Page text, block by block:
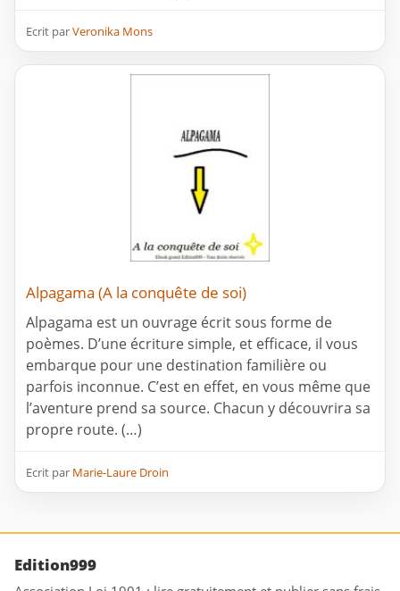
Ecrit parVeronika Mons
Alpagama (A la conquête de soi)
Alpagama est un ouvrage écrit sous forme de
poèmes. D’une écriture simple, et efficace, il vous
embarque pour une destination familière ou
parfois inconnue. C’est en effet, en vous même que
l’aventure prend sa source. Chacun y découvrira sa
propre route. (…)
Ecrit par Marie-Laure Droin
Edition999